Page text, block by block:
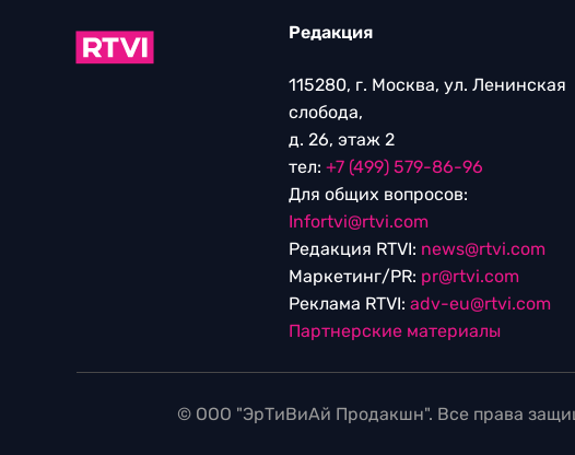
Редакция
115280, г. Москва, ул. Ленинская
слобода,
д. 26, этаж 2
тел: +7 (499) 579-86-96
Для общих вопросов:
Infortvi@rtvi.com
Редакция RTVI: news@rtvi.com
Маркетинг/PR: pr@rtvi.com
Реклама RTVI: adv-eu@rtvi.com
Партнерские материалы
© ООО "ЭрТиВиАй Продакшн". Все права